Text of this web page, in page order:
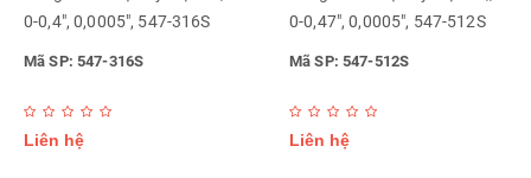
0-0,4", 0,0005", 547-316S
Mã SP: 547-316S
Liên hệ
0-0,47", 0,0005", 547-512S
Mã SP: 547-512S
Liên hệ